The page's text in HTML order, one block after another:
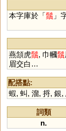
本字庫於「鬚 」
燕頷虎鬚, 巾幗鬚
眉交白…
配搭點:
蝦, 虯, 溜, 捋, 銀,
詞類
n.